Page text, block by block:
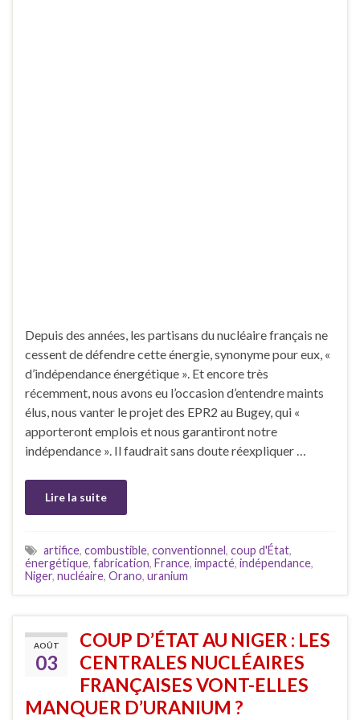
Depuis des années, les partisans du nucléaire français ne
cessent de défendre cette énergie, synonyme pour eux, «
d’indépendance énergétique ». Et encore très
récemment, nous avons eu l’occasion d’entendre maints
élus, nous vanter le projet des EPR2 au Bugey, qui «
apporteront emplois et nous garantiront notre
indépendance ». Il faudrait sans doute réexpliquer …
Lire la suite
artifice, combustible, conventionnel, coup d'État,
énergétique, fabrication, France, impacté, indépendance,
Niger, nucléaire, Orano, uranium
AOÛT
03
COUP D’ÉTAT AU NIGER : LES
CENTRALES NUCLÉAIRES
FRANÇAISES VONT-ELLES
MANQUER D’URANIUM ?